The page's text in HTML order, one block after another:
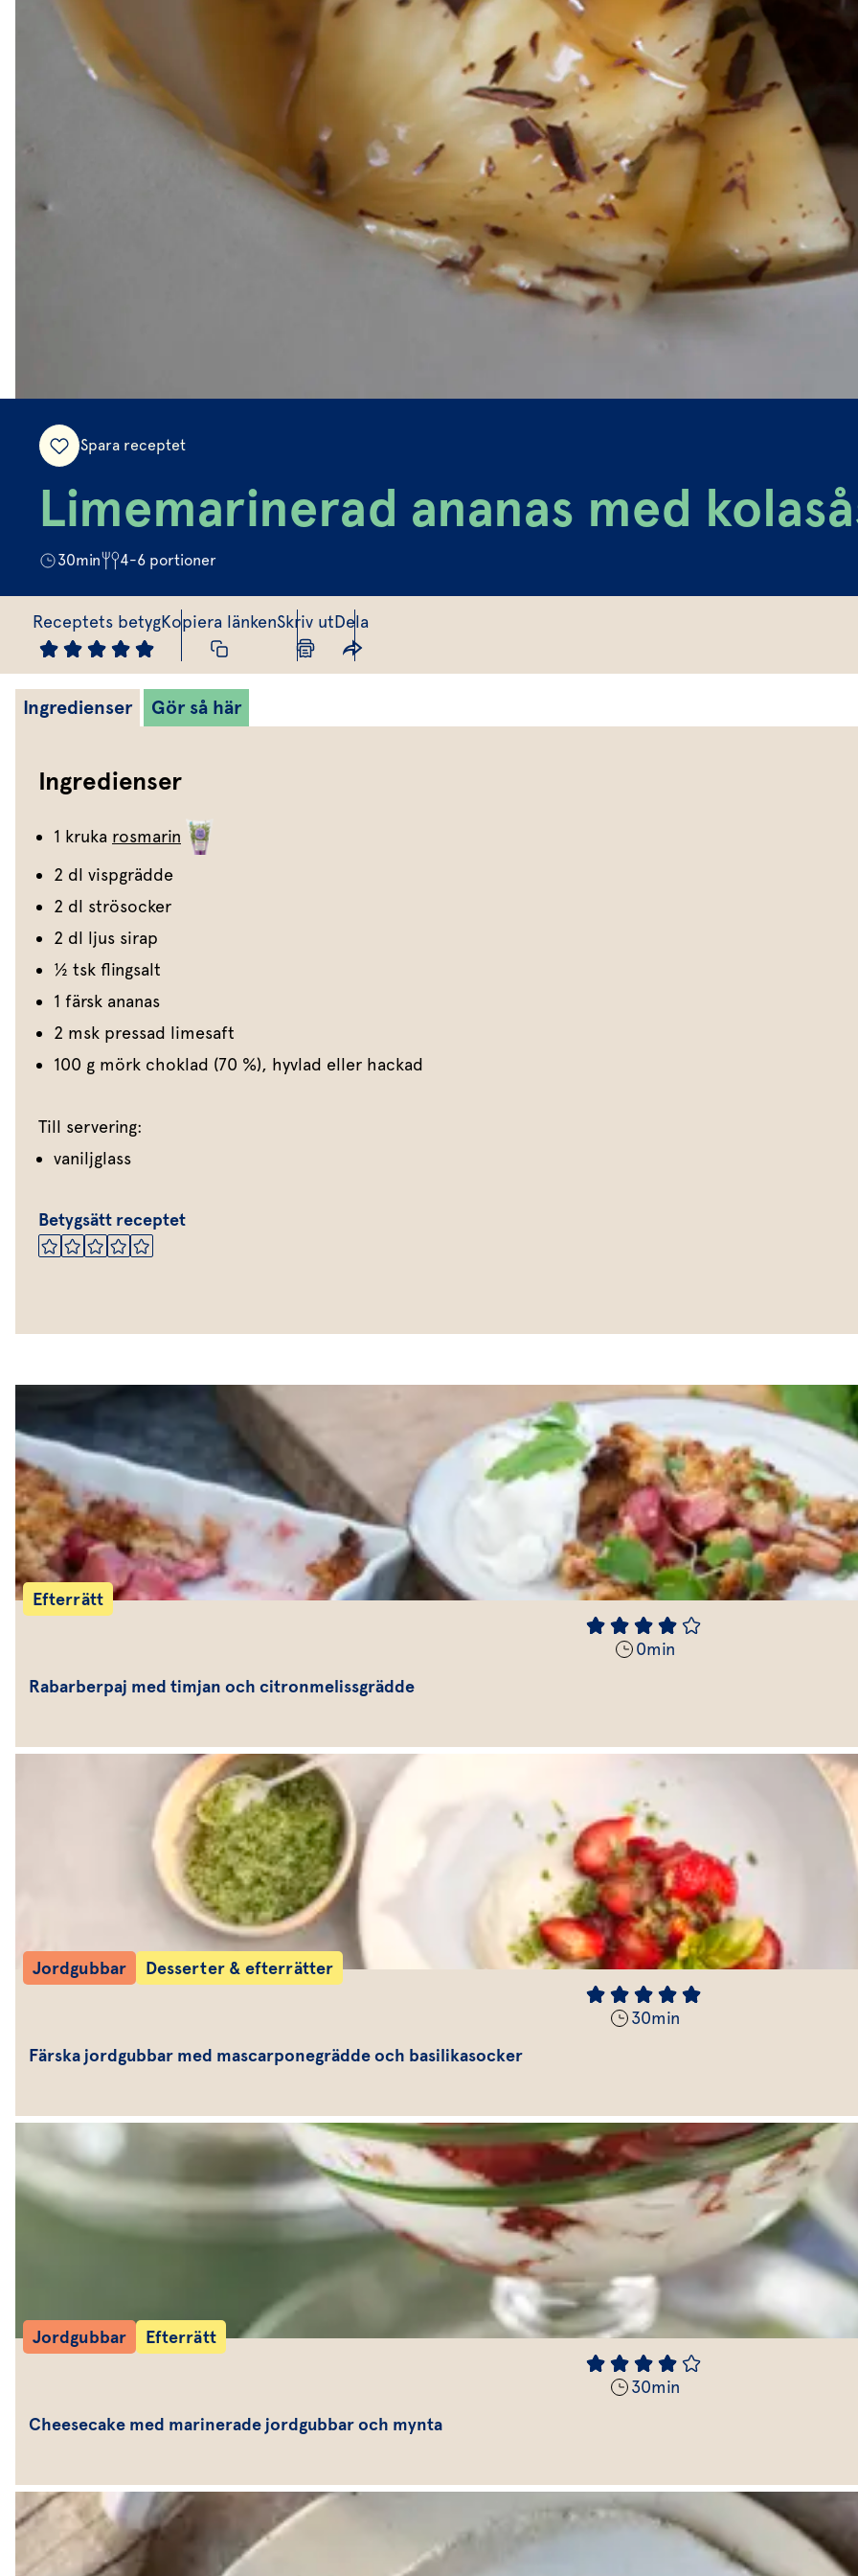
Spara receptet
Limemarinerad ananas med
30min 4-6 portioner
Receptets betygKopiera länkenSkriv utDela
Ingredienser Gör så här
Ingredienser
1 kruka rosmarin
2 dl vispgrädde
2 dl strösocker
2 dl ljus sirap
1⁄2 tsk flingsalt
1 färsk ananas
2 msk pressad limesaft
100 g mörk choklad (70 %), hyvlad eller hackad
Till servering:
vaniljglass
Betygsätt receptet
Efterrätt
0min
Rabarberpaj med timjan och citronmelissgrädde
Jordgubbar Desserter & efterrätter
30min
Färska jordgubbar med mascarponegrädde och basilikasocker
Jordgubbar Efterrätt
30min
Cheesecake med marinerade jordgubbar och mynta